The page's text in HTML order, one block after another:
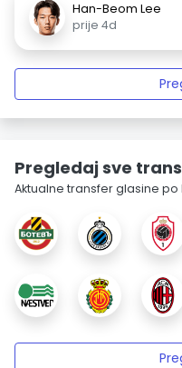
Han-Beom Lee
prije 4d
Pregledaj sve
Aktualne transfer glasine po